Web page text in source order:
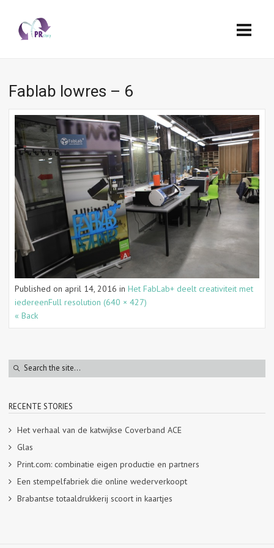
Fablab lowres – 6
Published on april 14, 2016 in Het FabLab+ deelt creativiteit met
iedereenFull resolution (640 × 427)
« Back
RECENTE STORIES
Het verhaal van de katwijkse Coverband ACE
Glas
Print.com: combinatie eigen productie en partners
Een stempelfabriek die online wederverkoopt
Brabantse totaaldrukkerij scoort in kaartjes